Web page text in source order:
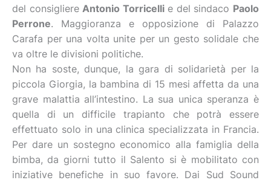
del consigliereAntonio Torricelli e del sindaco Paolo
Perrone. Maggioranza e opposizione di Palazzo
Carafa per una volta unite per un gesto solidale che
va oltre le divisioni politiche.
Non ha soste, dunque, la gara di solidarietà per la
piccola Giorgia, la bambina di 15 mesi affetta da una
grave malattia all’intestino. La sua unica speranza è
quella di un difficile trapianto che potrà essere
effettuato solo in una clinica specializzata in Francia.
Per dare un sostegno economico alla famiglia della
bimba, da giorni tutto il Salento si è mobilitato con
iniziative benefiche in suo favore. Dai Sud Sound